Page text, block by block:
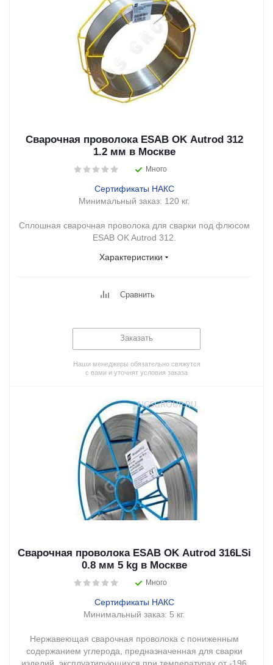
Сварочная проволока ESAB OK Autrod 312
1.2 мм в Москве
Много
Сертификаты НАКС
Минимальный заказ: 120 кг.
Сплошная сварочная проволока для сварки под флюсом
ESAB OK Autrod 312.
Характеристики
Сравнить
Заказать
Наши менеджеры обязательно свяжутся
с вами и уточнят условия заказа
Сварочная проволока ESAB OK Autrod 316LSi
0.8 мм 5 kg в Москве
Много
Сертификаты НАКС
Минимальный заказ: 5 кг.
Нержавеющая сварочная проволока с пониженным
содержанием углерода, предназначенная для сварки